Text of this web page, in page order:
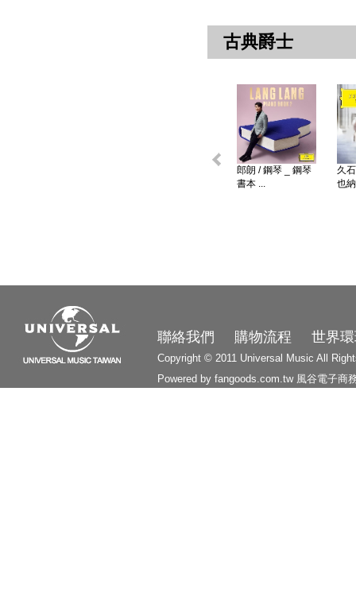
古典爵士
郎朗 / 鋼琴 _ 鋼琴
書本 ...
久
也
聯絡我們 購物流程 世界
Copyright © 2011 Universal Music All
Powered by fangoods.com.tw 風谷電子商